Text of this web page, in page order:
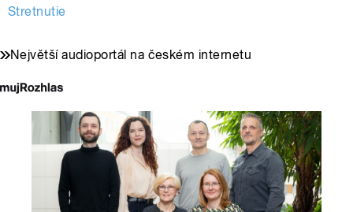
Stretnutie
Největší audioportál na českém internetu